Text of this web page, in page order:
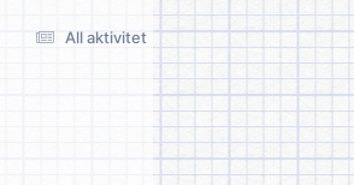
All aktivitet